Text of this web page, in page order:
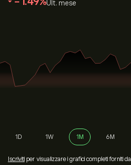
Ult. mese
1D 1W 1M 6M
Iscriviti per visualizzare i grafici completi forniti da